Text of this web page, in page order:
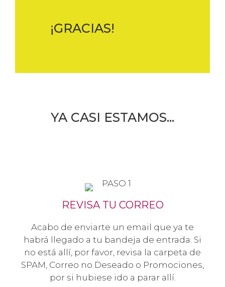
¡GRACIAS!
YA CASI ESTAMOS...
REVISA TU CORREO
Acabo de enviarte un email que ya te
habrá llegado a tu bandeja de entrada. Si
no está allí, por favor, revisa la carpeta de
SPAM, Correo no Deseado o Promociones,
por si hubiese ido a parar allí.